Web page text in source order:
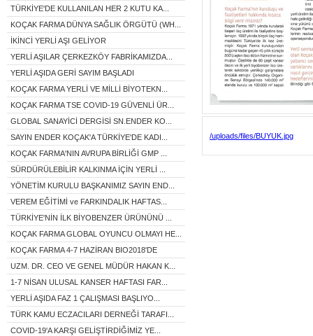
TÜRKİYE'DE KULLANILAN HER 2 KUTU KA...
KOÇAK FARMA DÜNYA SAĞLIK ÖRGÜTÜ (WH...
İKİNCİ YERLİ AŞI GELİYOR
YERLİ AŞILAR ÇERKEZKÖY FABRİKAMIZDA...
YERLİ AŞIDA GERİ SAYIM BAŞLADI
KOÇAK FARMA YERLİ VE MİLLİ BİYOTEKN...
KOÇAK FARMA TSE COVID-19 GÜVENLİ ÜR...
GLOBAL SANAYİCİ DERGİSİ SN.ENDER KO...
SAYIN ENDER KOÇAK'A TÜRKİYE'DE KADI...
KOÇAK FARMA'NIN AVRUPA BİRLİĞİ GMP ...
SÜRDÜRÜLEBİLİR KALKINMA İÇİN YERLİ ...
YÖNETİM KURULU BAŞKANIMIZ SAYIN END...
VEREM EĞİTİMİ ve FARKINDALIK HAFTAS...
TÜRKİYE'NİN İLK BİYOBENZER ÜRÜNÜNÜ ...
KOÇAK FARMA GLOBAL OYUNCU OLMAYI HE...
KOÇAK FARMA 4-7 HAZİRAN BIO2018'DE
UZM. DR. CEO VE GENEL MÜDÜR HAKAN K...
1-7 NİSAN ULUSAL KANSER HAFTASI FAR...
YERLİ AŞIDA FAZ 1 ÇALIŞMASI BAŞLIYO...
TÜRK KAMU ECZACILARI DERNEĞİ TARAFI...
COVID-19'A KARŞI GELİŞTİRDİĞİMİZ YE...
/uploads/files/BUYUK.jpg